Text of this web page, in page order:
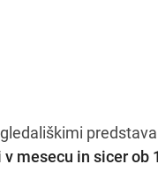
mesecu in sicer ob